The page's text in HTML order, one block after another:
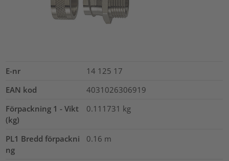
E-nr
14 125 17
EAN kod
4031026306919
Förpackning 1 - Vikt
(kg)
0.111731 kg
PL1 Bredd förpackni
ng
0.16 m